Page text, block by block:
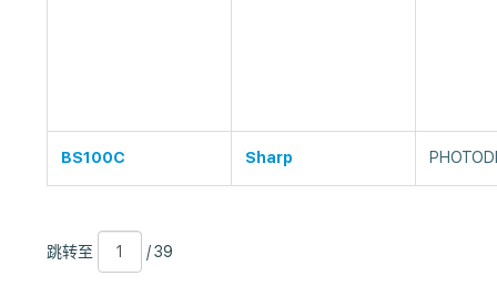
BS100C Sharp
跳
转
跳转至
39
/ 39